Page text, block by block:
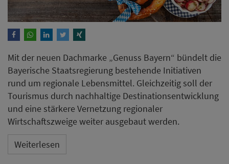
Mit der neuen Dachmarke „Genuss Bayern“ bündelt die
Bayerische Staatsregierung bestehende Initiativen
rund um regionale Lebensmittel. Gleichzeitig soll der
Tourismus durch nachhaltige Destinationsentwicklung
und eine stärkere Vernetzung regionaler
Wirtschaftszweige weiter ausgebaut werden.
Weiterlesen